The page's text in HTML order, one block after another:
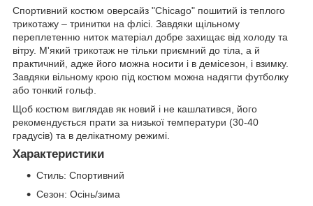
Спортивний костюм оверсайз "Chicago" пошитий із теплого
трикотажу – тринитки на флісі. Завдяки щільному
переплетенню ниток матеріал добре захищає від холоду та
вітру. М'який трикотаж не тільки приємний до тіла, а й
практичний, адже його можна носити і в демісезон, і взимку.
Завдяки вільному крою під костюм можна надягти футболку
або тонкий гольф.
Щоб костюм виглядав як новий і не кашлатився, його
рекомендується прати за низької температури (30-40
градусів) та в делікатному режимі.
Характеристики
Стиль: Спортивний
Сезон: Осінь/зима